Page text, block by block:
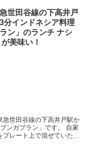
世田谷線の下高井戸
分インドネシア料理
ラン」のランチ ナシ
美味い！
急世田谷線の下高井戸駅か
ンガブラン」です。 自家
レート上で混ぜていただ